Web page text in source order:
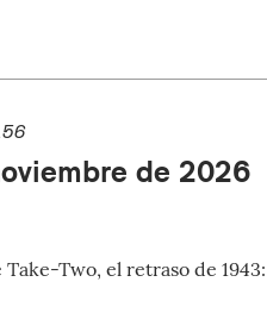
de 2026
Take-Two, el retraso de